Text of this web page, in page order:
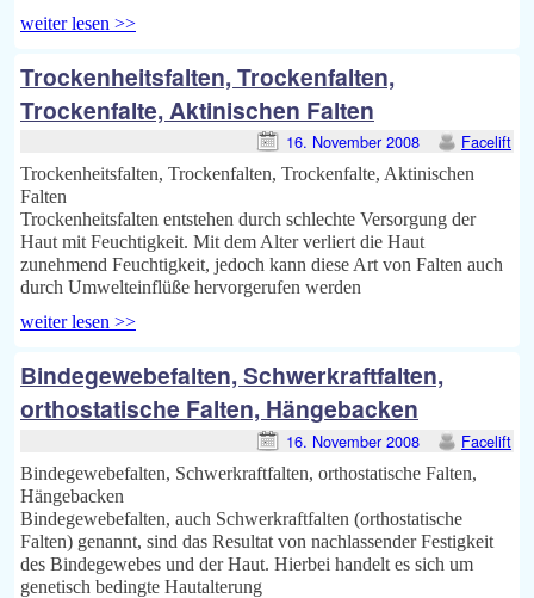
weiter lesen >>
Trockenheitsfalten, Trockenfalten,
Trockenfalte, Aktinischen Falten
16. November 2008 Facelift
Trockenheitsfalten, Trockenfalten, Trockenfalte, Aktinischen
Falten
Trockenheitsfalten entstehen durch schlechte Versorgung der
Haut mit Feuchtigkeit. Mit dem Alter verliert die Haut
zunehmend Feuchtigkeit, jedoch kann diese Art von Falten auch
durch Umwelteinflüße hervorgerufen werden
weiter lesen >>
Bindegewebefalten, Schwerkraftfalten,
orthostatische Falten, Hängebacken
16. November 2008 Facelift
Bindegewebefalten, Schwerkraftfalten, orthostatische Falten,
Hängebacken
Bindegewebefalten, auch Schwerkraftfalten (orthostatische
Falten) genannt, sind das Resultat von nachlassender Festigkeit
des Bindegewebes und der Haut. Hierbei handelt es sich um
genetisch bedingte Hautalterung